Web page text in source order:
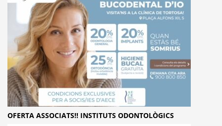
OFERTA ASSOCIATS!! INSTITUTS ODONTOLÒGICS